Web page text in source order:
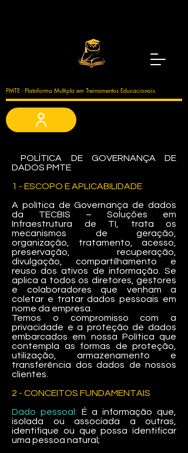
PMTE - Plataforma Multipla em Treinamentos Educacionais
POLÍTICA DE GOVERNANÇA DE
DADOS PMTE
1 - ESCOPO E APLICABILIDADE
A política de Governança de dados
da TECBIS – Soluções em
Infraestrutura de TI, trata os
mecanismos de geração,
organização, tratamento, acesso,
preservação, recuperação,
divulgação, compartilhamento e
reuso dos ativos de informação. Se
aplica a todos os diretores, gestores
e colaboradores que venham a
coletar e tratar dados pessoais em
nome da empresa.
Temos o compromisso com a
privacidade e a proteção de dados
embarcados em nossa Política que
contempla as formas de proteção,
utilização, armazenamento e
transferência dos dados de nossos
clientes.
2 - CONCEITOS FUNDAMENTAIS
Dado pessoal: É a informação que,
isolada ou associada a outras,
identifique ou que possa identificar
uma pessoa natural;